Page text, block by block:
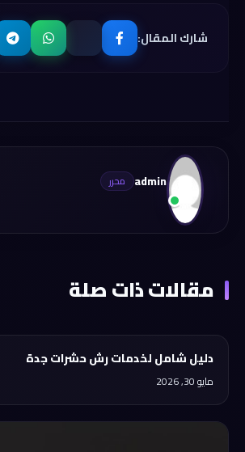
شارك المقال:
admin
مقالات ذات صلة
دليل شامل لخدمات رش حشرات جدة
مايو 30, 2026